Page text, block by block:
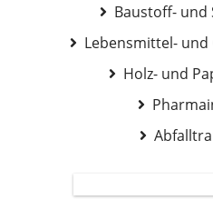
Baustoff-
Lebensmittel-
Holz- und